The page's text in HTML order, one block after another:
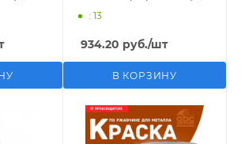
: 13
934.20 руб./шт
В КОРЗИНУ